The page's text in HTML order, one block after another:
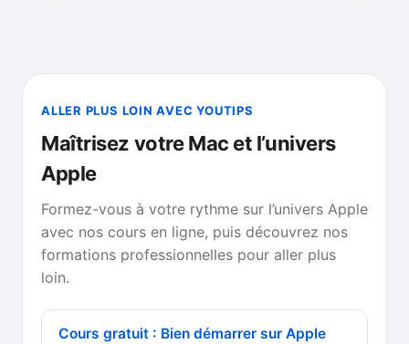
ALLER PLUS LOIN AVEC YOUTIPS
Maîtrisez votre Mac et l’univers
Apple
Formez-vous à votre rythme sur l’univers Apple
avec nos cours en ligne, puis découvrez nos
formations professionnelles pour aller plus
loin.
Cours gratuit : Bien démarrer sur Apple